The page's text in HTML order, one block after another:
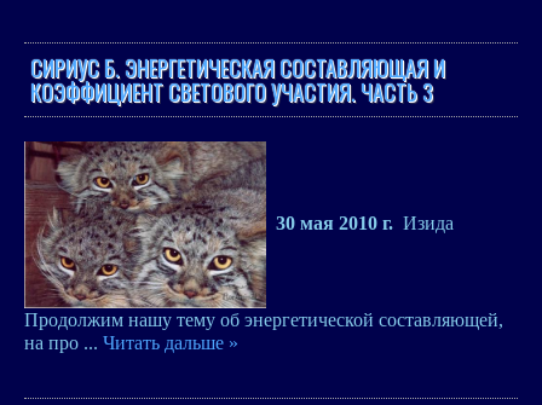
СИРИУС Б. ЭНЕРГЕТИЧЕСКАЯ СОСТАВЛЯЮЩАЯ И
КОЭФФИЦИЕНТ СВЕТОВОГО УЧАСТИЯ. ЧАСТЬ 3
30 мая 2010 г. Изида
Продолжим нашу тему об энергетической составляющей,
на про ... Читать дальше »